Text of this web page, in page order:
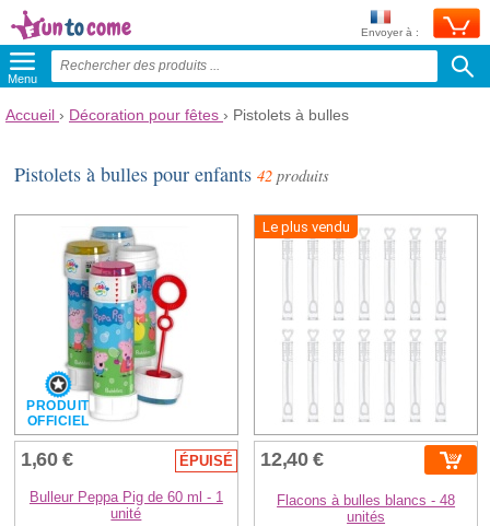
Envoyer à :
Menu
Accueil › Décoration pour fêtes › Pistolets à bulles
Pistolets à bulles pour enfants42 produits
PRODUIT
OFFICIEL
1,60 € ÉPUISÉ
Bulleur Peppa Pig de 60 ml - 1
unité
Le plus vendu
12,40 €
Flacons à bulles blancs - 48
unités